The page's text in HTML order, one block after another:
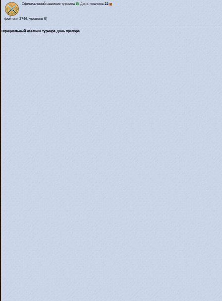
Официальный наемник турнира El Дочь прапора 22
(рейтинг 3746, уровень 5)
Официальный наемник турнира Дочь прапора